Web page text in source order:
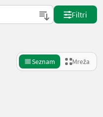
Filtri
Seznam Mreža